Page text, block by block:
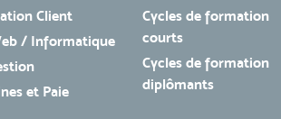
Client
/ Informatique
et Paie
Cycles de formation
courts
Cycles de formation
diplômants